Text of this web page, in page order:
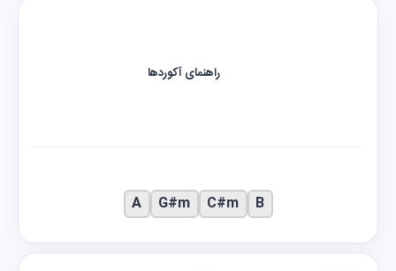
راهنمای آکوردها
B
C#m
G#m
A